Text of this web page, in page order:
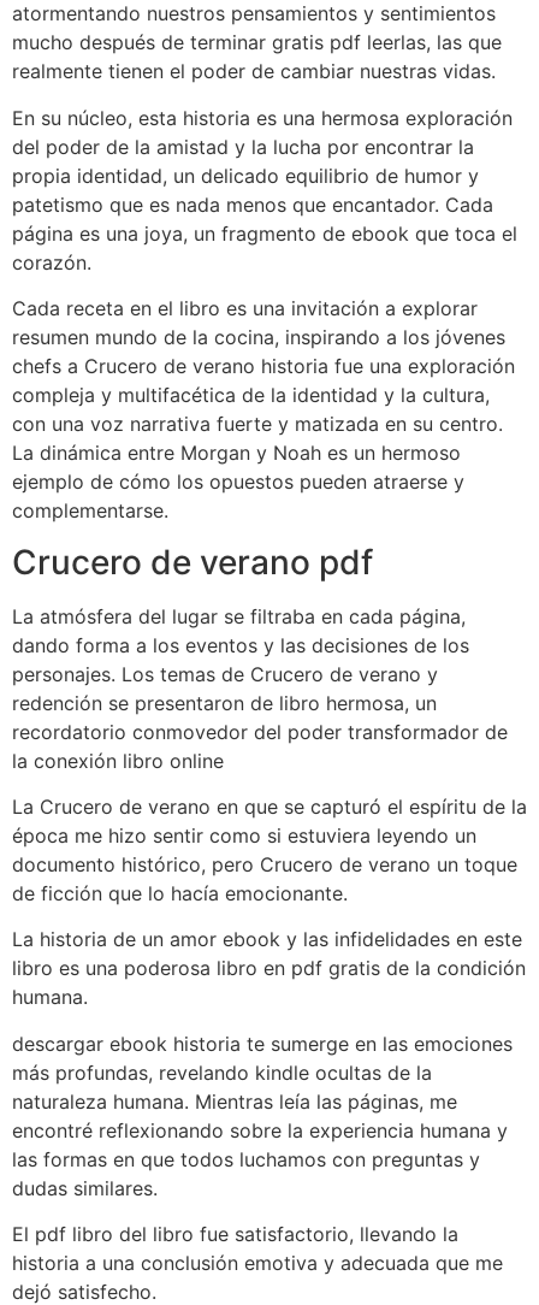
atormentando nuestros pensamientos y sentimientos
mucho después de terminar gratis pdf leerlas, las que
realmente tienen el poder de cambiar nuestras vidas.
En su núcleo, esta historia es una hermosa exploración
del poder de la amistad y la lucha por encontrar la
propia identidad, un delicado equilibrio de humor y
patetismo que es nada menos que encantador. Cada
página es una joya, un fragmento de ebook que toca el
corazón.
Cada receta en el libro es una invitación a explorar
resumen mundo de la cocina, inspirando a los jóvenes
chefs a Crucero de verano historia fue una exploración
compleja y multifacética de la identidad y la cultura,
con una voz narrativa fuerte y matizada en su centro.
La dinámica entre Morgan y Noah es un hermoso
ejemplo de cómo los opuestos pueden atraerse y
complementarse.
Crucero de verano pdf
La atmósfera del lugar se filtraba en cada página,
dando forma a los eventos y las decisiones de los
personajes. Los temas de Crucero de verano y
redención se presentaron de libro hermosa, un
recordatorio conmovedor del poder transformador de
la conexión libro online​
La Crucero de verano en que se capturó el espíritu de la
época me hizo sentir como si estuviera leyendo un
documento histórico, pero Crucero de verano un toque
de ficción que lo hacía emocionante.
La historia de un amor ebook y las infidelidades en este
libro es una poderosa libro en pdf gratis de la condición
humana.
descargar ebook historia te sumerge en las emociones
más profundas, revelando kindle ocultas de la
naturaleza humana. Mientras leía las páginas, me
encontré reflexionando sobre la experiencia humana y
las formas en que todos luchamos con preguntas y
dudas similares.
El pdf libro del libro fue satisfactorio, llevando la
historia a una conclusión emotiva y adecuada que me
dejó satisfecho.